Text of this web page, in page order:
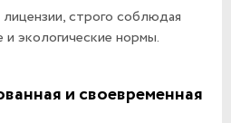
строго соблюдая
и экологические нормы.
и своевременная